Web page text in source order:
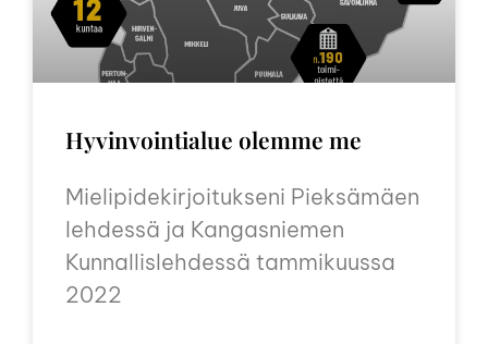
Hyvinvointialue olemme me
Mielipidekirjoitukseni Pieksämäen
lehdessä ja Kangasniemen
Kunnallislehdessä tammikuussa
2022